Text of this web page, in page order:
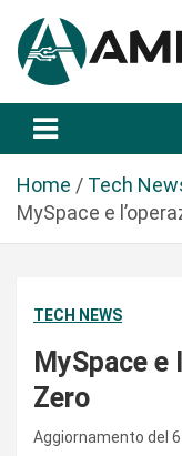
a
Home
Tech
MySpace e
TECH NEWS
MySpace e
Zero
Aggiornamento del